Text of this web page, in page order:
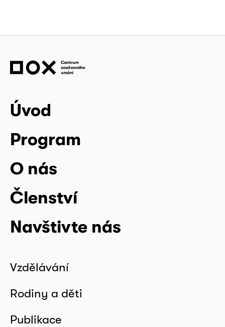
Úvod
Program
O nás
Členství
Navštivte nás
Vzdělávání
Rodiny a děti
Publikace